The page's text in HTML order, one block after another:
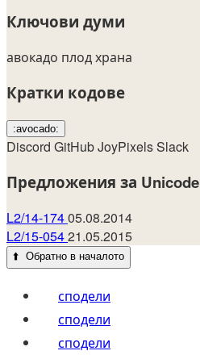
Ключови думи
авокадо плодхрана
Кратки кодове
:avocado:
Discord GitHubJoyPixelsSlack
Предложения за Unicode
L2/14-17405.08.2014
L2/15-05421.05.2015
⬆️ Обратно в началото
сподели
сподели
сподели